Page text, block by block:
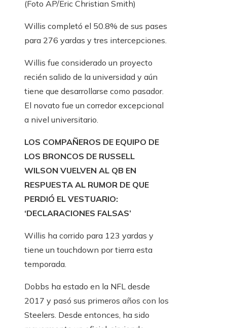
(Foto AP/Eric Christian Smith)
Willis completó el 50.8% de sus pases
para 276 yardas y tres intercepciones.
Willis fue considerado un proyecto
recién salido de la universidad y aún
tiene que desarrollarse como pasador.
El novato fue un corredor excepcional
a nivel universitario.
LOS COMPAÑEROS DE EQUIPO DE
LOS BRONCOS DE RUSSELL
WILSON VUELVEN AL QB EN
RESPUESTA AL RUMOR DE QUE
PERDIÓ EL VESTUARIO:
‘DECLARACIONES FALSAS’
Willis ha corrido para 123 yardas y
tiene un touchdown por tierra esta
temporada.
Dobbs ha estado en la NFL desde
2017 y pasó sus primeros años con los
Steelers. Desde entonces, ha sido